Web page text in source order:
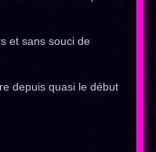
et sans souci de
depuis quasi le début